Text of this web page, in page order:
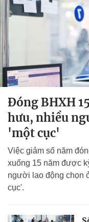
Đóng BHXH
hưu, nhiều
'một cục'
Việc giảm số năm
xuống 15 năm được
người lao động chọn
cục'.